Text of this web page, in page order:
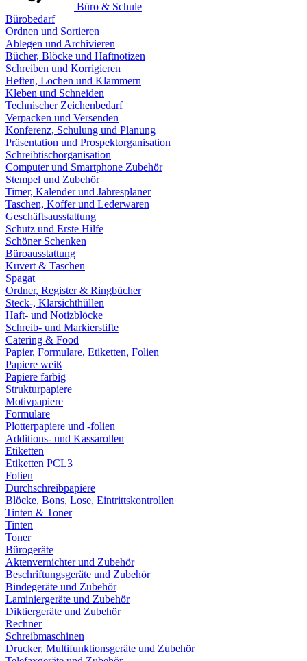
Büro & Schule
Bürobedarf
Ordnen und Sortieren
Ablegen und Archivieren
Bücher, Blöcke und Haftnotizen
Schreiben und Korrigieren
Heften, Lochen und Klammern
Kleben und Schneiden
Technischer Zeichenbedarf
Verpacken und Versenden
Konferenz, Schulung und Planung
Präsentation und Prospektorganisation
Schreibtischorganisation
Computer und Smartphone Zubehör
Stempel und Zubehör
Timer, Kalender und Jahresplaner
Taschen, Koffer und Lederwaren
Geschäftsausstattung
Schutz und Erste Hilfe
Schöner Schenken
Büroausstattung
Kuvert & Taschen
Spagat
Ordner, Register & Ringbücher
Steck-, Klarsichthüllen
Haft- und Notizblöcke
Schreib- und Markierstifte
Catering & Food
Papier, Formulare, Etiketten, Folien
Papiere weiß
Papiere farbig
Strukturpapiere
Motivpapiere
Formulare
Plotterpapiere und -folien
Additions- und Kassarollen
Etiketten
Etiketten PCL3
Folien
Durchschreibpapiere
Blöcke, Bons, Lose, Eintrittskontrollen
Tinten & Toner
Tinten
Toner
Bürogeräte
Aktenvernichter und Zubehör
Beschriftungsgeräte und Zubehör
Bindegeräte und Zubehör
Laminiergeräte und Zubehör
Diktiergeräte und Zubehör
Rechner
Schreibmaschinen
Drucker, Multifunktionsgeräte und Zubehör